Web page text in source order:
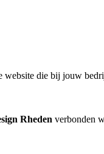
website die bij jouw
Rheden verbonden